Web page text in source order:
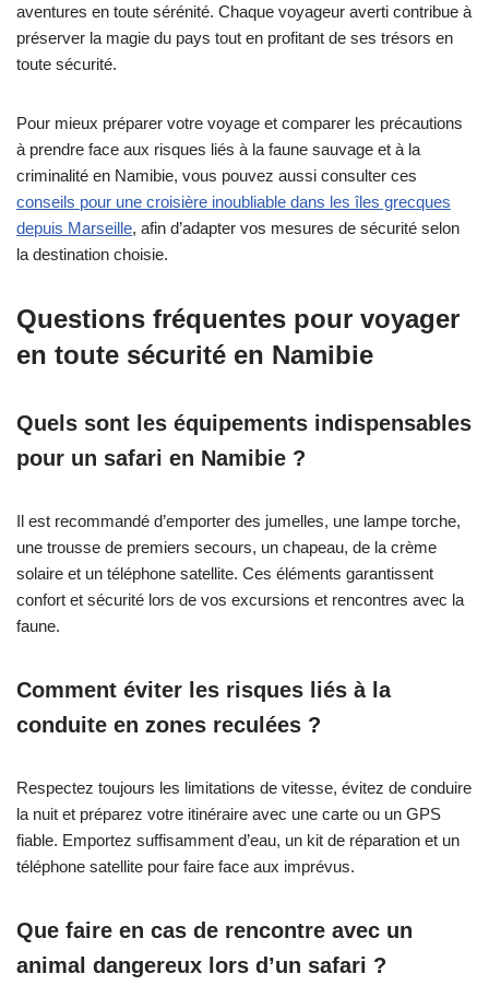
aventures en toute sérénité. Chaque voyageur averti contribue à
préserver la magie du pays tout en profitant de ses trésors en
toute sécurité.
Pour mieux préparer votre voyage et comparer les précautions
à prendre face aux risques liés à la faune sauvage et à la
criminalité en Namibie, vous pouvez aussi consulter ces
conseils pour une croisière inoubliable dans les îles grecques
depuis Marseille, afin d’adapter vos mesures de sécurité selon
la destination choisie.
Questions fréquentes pour voyager
en toute sécurité en Namibie
Quels sont les équipements indispensables
pour un safari en Namibie ?
Il est recommandé d’emporter des jumelles, une lampe torche,
une trousse de premiers secours, un chapeau, de la crème
solaire et un téléphone satellite. Ces éléments garantissent
confort et sécurité lors de vos excursions et rencontres avec la
faune.
Comment éviter les risques liés à la
conduite en zones reculées ?
Respectez toujours les limitations de vitesse, évitez de conduire
la nuit et préparez votre itinéraire avec une carte ou un GPS
fiable. Emportez suffisamment d’eau, un kit de réparation et un
téléphone satellite pour faire face aux imprévus.
Que faire en cas de rencontre avec un
animal dangereux lors d’un safari ?